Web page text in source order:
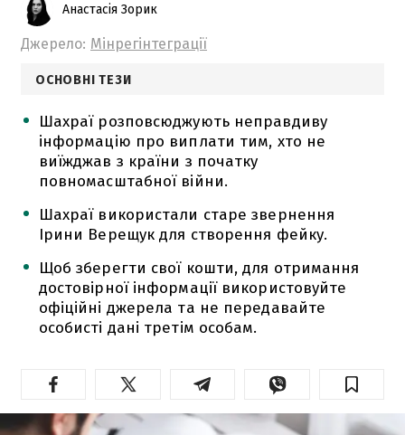
Анастасія Зорик
Джерело: Мінрегінтеграції
ОСНОВНІ ТЕЗИ
Шахраї розповсюджують неправдиву
інформацію про виплати тим, хто не
виїжджав з країни з початку
повномасштабної війни.
Шахраї використали старе звернення
Ірини Верещук для створення фейку.
Щоб зберегти свої кошти, для отримання
достовірної інформації використовуйте
офіційні джерела та не передавайте
особисті дані третім особам.